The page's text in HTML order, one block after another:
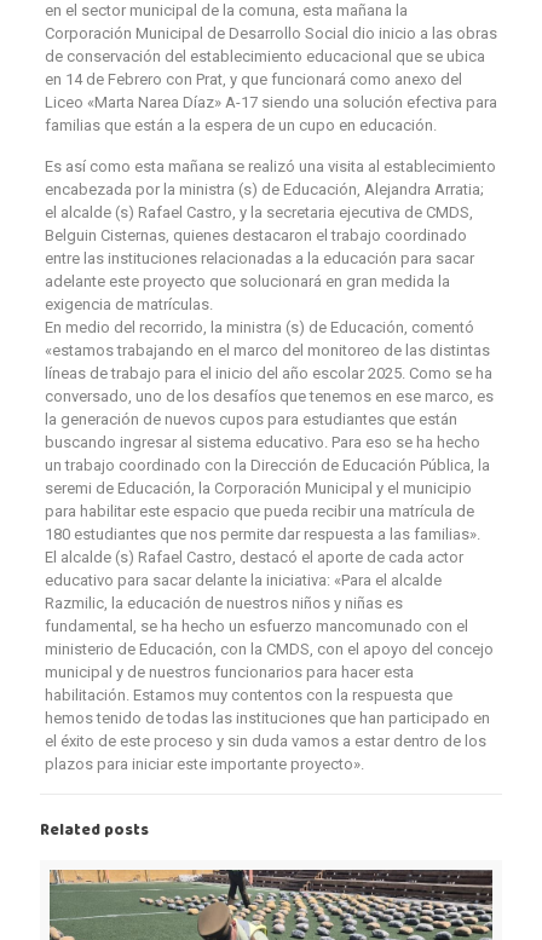
en el sector municipal de la comuna, esta mañana la
Corporación Municipal de Desarrollo Social dio inicio a las obras
de conservación del establecimiento educacional que se ubica
en 14 de Febrero con Prat, y que funcionará como anexo del
Liceo «Marta Narea Díaz» A-17 siendo una solución efectiva para
familias que están a la espera de un cupo en educación.
Es así como esta mañana se realizó una visita al establecimiento
encabezada por la ministra (s) de Educación, Alejandra Arratia;
el alcalde (s) Rafael Castro, y la secretaria ejecutiva de CMDS,
Belguin Cisternas, quienes destacaron el trabajo coordinado
entre las instituciones relacionadas a la educación para sacar
adelante este proyecto que solucionará en gran medida la
exigencia de matrículas.
En medio del recorrido, la ministra (s) de Educación, comentó
«estamos trabajando en el marco del monitoreo de las distintas
líneas de trabajo para el inicio del año escolar 2025. Como se ha
conversado, uno de los desafíos que tenemos en ese marco, es
la generación de nuevos cupos para estudiantes que están
buscando ingresar al sistema educativo. Para eso se ha hecho
un trabajo coordinado con la Dirección de Educación Pública, la
seremi de Educación, la Corporación Municipal y el municipio
para habilitar este espacio que pueda recibir una matrícula de
180 estudiantes que nos permite dar respuesta a las familias».
El alcalde (s) Rafael Castro, destacó el aporte de cada actor
educativo para sacar delante la iniciativa: «Para el alcalde
Razmilic, la educación de nuestros niños y niñas es
fundamental, se ha hecho un esfuerzo mancomunado con el
ministerio de Educación, con la CMDS, con el apoyo del concejo
municipal y de nuestros funcionarios para hacer esta
habilitación. Estamos muy contentos con la respuesta que
hemos tenido de todas las instituciones que han participado en
el éxito de este proceso y sin duda vamos a estar dentro de los
plazos para iniciar este importante proyecto».
Related posts